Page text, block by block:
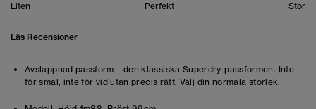
Liten Perfekt Stor
Läs Recensioner
Avslappnad passform – den klassiska Superdry-passformen. Inte
för smal, inte för vid utan precis rätt. Välj din normala storlek.